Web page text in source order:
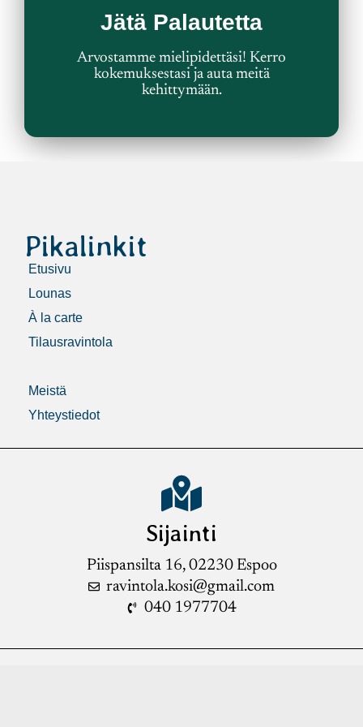
Jätä Palautetta
Arvostamme mielipidettäsi! Kerro
kokemuksestasi ja auta meitä
kehittymään.
Haluamme Kuulla
Sinusta
Pikalinkit
Etusivu
Lounas
À la carte
Tilausravintola
Meistä
Yhteystiedot
Sijainti
Piispansilta 16, 02230 Espoo
ravintola.kosi@gmail.com
040 1977704